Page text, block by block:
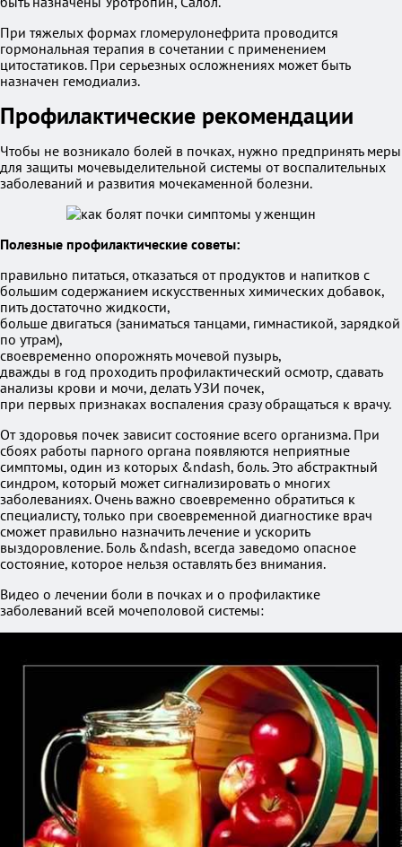
При тяжелых формах гломерулонефрита проводится
гормональная терапия в сочетании с применением
цитостатиков. При серьезных осложнениях может быть
назначен гемодиализ.
Профилактические рекомендации
Чтобы не возникало болей в почках, нужно предпринять меры
для защиты мочевыделительной системы от воспалительных
заболеваний и развития мочекаменной болезни.
Полезные профилактические советы:
правильно питаться, отказаться от продуктов и напитков с
большим содержанием искусственных химических добавок,
пить достаточно жидкости,
больше двигаться (заниматься танцами, гимнастикой, зарядкой
по утрам),
своевременно опорожнять мочевой пузырь,
дважды в год проходить профилактический осмотр, сдавать
анализы крови и мочи, делать УЗИ почек,
при первых признаках воспаления сразу обращаться к врачу.
От здоровья почек зависит состояние всего организма. При
сбоях работы парного органа появляются неприятные
симптомы, один из которых &ndash, боль. Это абстрактный
синдром, который может сигнализировать о многих
заболеваниях. Очень важно своевременно обратиться к
специалисту, только при своевременной диагностике врач
сможет правильно назначить лечение и ускорить
выздоровление. Боль &ndash, всегда заведомо опасное
состояние, которое нельзя оставлять без внимания.
Видео о лечении боли в почках и о профилактике
заболеваний всей мочеполовой системы: